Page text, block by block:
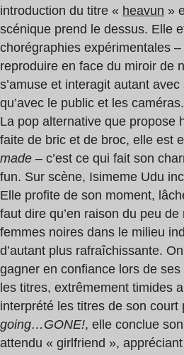
introduction du titre « heavun »
scénique prend le dessus. Elle
chorégraphies expérimentales –
reproduire en face du miroir de
s’amuse et interagit autant
qu’avec le public et les caméras.
La pop alternative que propose
faite de bric et de broc, elle est
made – c’est ce qui fait son
fun. Sur scène, Isimeme Udu
Elle profite de son moment,
faut dire qu’en raison du peu
femmes noires dans le milieu
d’autant plus rafraîchissante.
gagner en confiance lors de
les titres, extrêmement timides
interprété les titres de son court
going…GONE!, elle conclue
attendu « girlfriend »,